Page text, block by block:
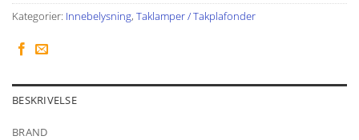
Kategorier: Innebelysning, Taklamper / Takplafonder
BESKRIVELSE
BRAND